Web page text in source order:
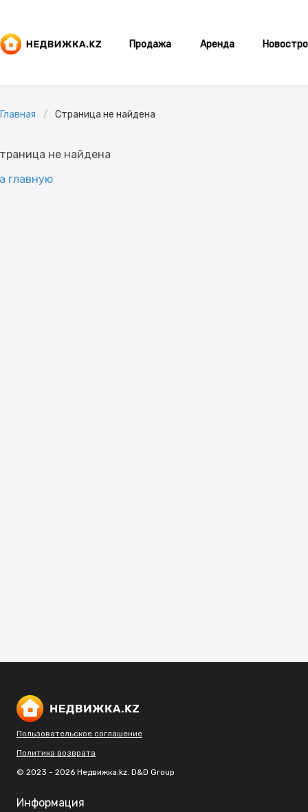
Продажа Аренда
Главная Страница не найдена
не найдена
главную
Пользовательское соглашение
Политика возврата
© 2023 - 2026 Недвижка.kz. D&D Group
Информация